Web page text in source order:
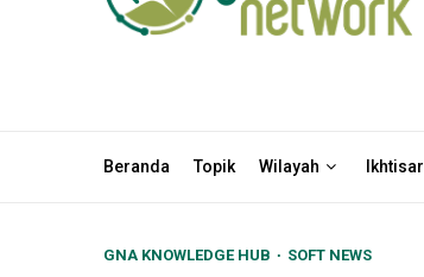
Beranda Topik Wilayah Ikhtisar
GNA KNOWLEDGE HUB SOFT NEWS